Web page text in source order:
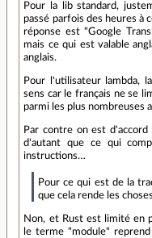
Pour la lib standard,
passé parfois des heures à
réponse est "Google
mais ce qui est valable
anglais.
Pour l'utilisateur lambda,
sens car le français ne se
parmi les plus nombreuses
Par contre on est
d'autant que ce qui
instructions…
Pour ce qui est de la
que cela rende les
Non, et Rust est limité en
le terme "module"